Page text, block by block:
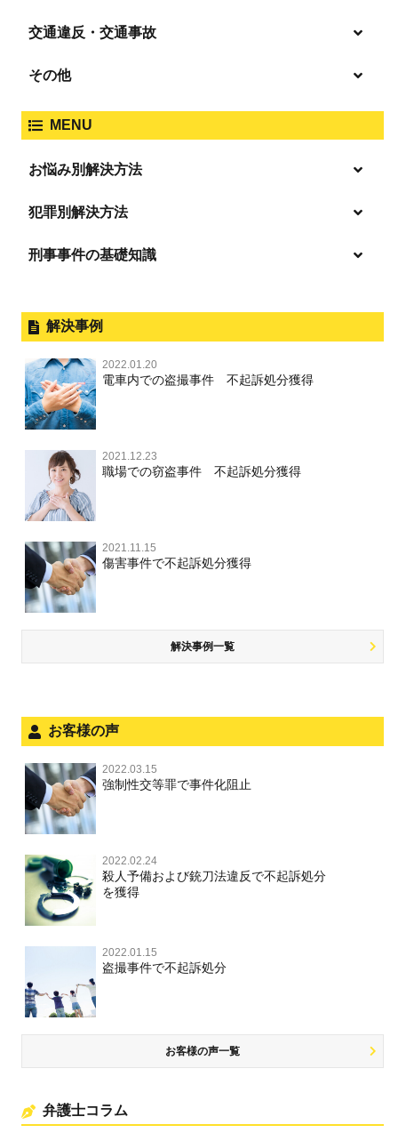
逮捕・監禁
業務妨害
盗撮・のぞき
強姦・準強姦
淫行・援助交際
公然わいせつ，わいせつ物頒布，淫
行勧誘罪
児童ポルノ・リベンジポルノ
詐欺
恐喝
危険ドラッグ
交通違反・交通事故
ひき逃げ・当て逃げ
危険運転行為等
自転車事故
その他
商標法違反
ストーカー事件
銃刀法違反
風営法・風適法違反
文書偽造・偽造文書行使
不正競争防止法
住居侵入等
名誉棄損・侮辱
MENU
お悩み別解決方法
「逮捕」について適切に知ることで不安や悩みを解消する
逮捕後、早急な釈放・保釈を望むときにすべきこと
無実・無罪の証明をしたい
被害者との示談を円満に進めるためには
刑事事件で被疑者を不起訴処分にするには
事件を秘密にするためにとるべき行動とは
自首・出頭の不安や悩みを解消するためには
犯罪別解決方法
事件別－暴力事件
暴行・傷害
殺人
過失致死・過失傷害
脅迫・強要
逮捕・監禁
略取・誘拐・人身売買
器物損壊
業務妨害
公務執行妨害
性犯罪 TOP
痴漢
盗撮，のぞき
不同意わいせつ（旧：強制わいせつ，準強制わいせつ），
監護者わいせつ
不同意性交等・監護者性交等
淫行・援助交際
公然わいせつ罪，わいせつ物頒布罪，淫行勧誘罪
児童ポルノ，リベンジポルノ
風営法・風適法違反
事件別－財産犯
財産犯 TOP
窃盗罪
詐欺罪
恐喝罪
横領・背任
盗品売買・譲り受け等
知的財産と刑事事件
事件別－薬物事件
薬物事件 TOP
覚せい剤
大麻
麻薬及び向精神薬
危険ドラッグ
事件別－交通違反・交通事故
交通違反・交通事故 TOP
人身事故・死亡事故
ひき逃げ・当て逃げ
無免許運転
飲酒運転
その他
その他 TOP
商標法違反
放火・失火
犯罪収益移転防止法違反
ストーカー事件
銃刀法違反
児童虐待・保護責任者遺棄
文書偽造・偽造文書行使
不正競争防止法
住居侵入等
名誉毀損・侮辱
刑事事件の基礎知識
外国人事件の手続きと特色
刑事裁判の概要・手続
公務員の逮捕・刑事事件
控訴・上告
国選弁護士と私選弁護士の違い
裁判員裁判
司法取引・刑事免責
取調べの注意点
少年事件の手続と特色
法人と刑事事件（脱税関係，従業員逮捕，予防法務等）
解決事例
2022.01.20
電車内での盗撮事件 不起訴処分獲得
2021.12.23
職場での窃盗事件 不起訴処分獲得
2021.11.15
傷害事件で不起訴処分獲得
解決事例一覧
お客様の声
2022.03.15
強制性交等罪で事件化阻止
2022.02.24
殺人予備および銃刀法違反で不起訴処分
を獲得
2022.01.15
盗撮事件で不起訴処分
お客様の声一覧
弁護士コラム